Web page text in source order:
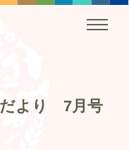
だより 7月号